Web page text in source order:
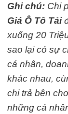
Ghi chú: Chi
Giá Ô Tô Tải
xuống 20
sao lại có sự
cá nhân,
khác nhau,
chi trả bên
những cá